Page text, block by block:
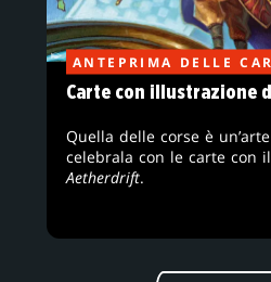
ANTEPRIMA DELLE
Carte con illustrazione
Quella delle corse è
celebrala con le carte con
Aetherdrift.